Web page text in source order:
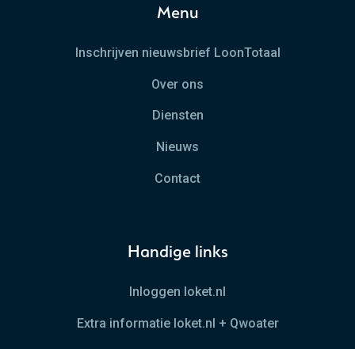
Menu
Inschrijven nieuwsbrief LoonTotaal
Over ons
Diensten
Nieuws
Contact
Handige links
Inloggen loket.nl
Extra informatie loket.nl + Qwoater